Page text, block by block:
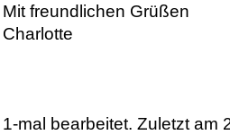
Mit freundlichen Grüßen
Charlotte
1-mal bearbeitet. Zuletzt am